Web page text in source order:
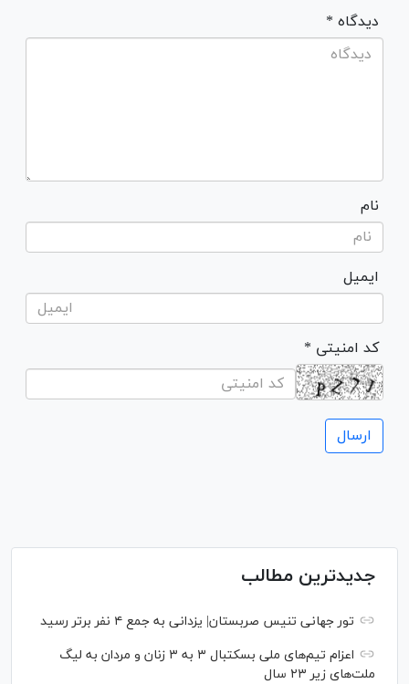
* دیدگاه
نام
ایمیل
* کد امنیتی
جدیدترین مطالب
تور جهانی تنیس صربستان| یزدانی به جمع ۴ نفر برتر رسید
اعزام تیم‌های ملی بسکتبال ۳ به ۳ زنان و مردان به لیگ
ملت‌های زیر ۲۳ سال